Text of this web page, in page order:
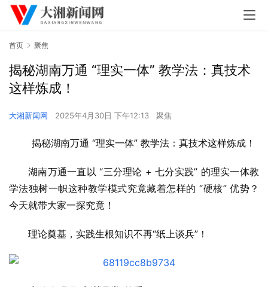
首页 聚焦
揭秘湖南万通 “理实一体” 教学法：真技术
这样炼成！
大湘新闻网 2025年4月30日 下午12:13 聚焦
揭秘湖南万通 “理实一体” 教学法：真技术这样炼成！
湖南万通一直以 “三分理论 + 七分实践” 的理实一体教
学法独树一帜这种教学模式究竟藏着怎样的 “硬核” 优势？
今天就带大家一探究竟！
理论奠基，实践生根知识不再“纸上谈兵”！